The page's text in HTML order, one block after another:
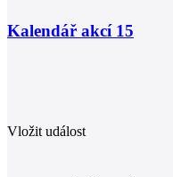
Kalendář akcí 15
Vložit událost